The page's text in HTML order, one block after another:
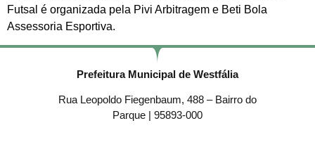
Futsal é organizada pela Pivi Arbitragem e Beti Bola
Assessoria Esportiva.
Prefeitura Municipal de Westfália
Rua Leopoldo Fiegenbaum, 488 – Bairro do
Parque | 95893-000